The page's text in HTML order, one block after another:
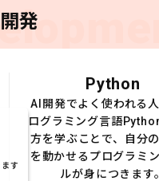
発
Python
AI開発でよく使われる
ログラミング言語
方を学ぶことで、自分
を動かせるプログラミ
ルが身につきます
す